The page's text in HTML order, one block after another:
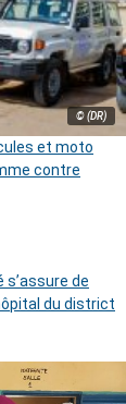
© (DR)
et moto
contre
s’assure de
du district